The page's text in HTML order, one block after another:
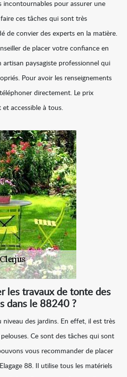
incontournables pour assurer une
ces tâches qui sont très
de convier des experts en la matière.
de placer votre confiance en
artisan paysagiste professionnel qui
Pour avoir les renseignements
directement. Le prix
et accessible à tous.
les travaux de tonte des
dans le 88240 ?
niveau des jardins. En effet, il est très
Ce sont des tâches qui sont
vous recommander de placer
88. Il utilise tous les matériels